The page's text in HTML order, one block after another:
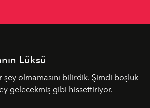
Lüksü
olmamasını bilirdik. Şimdi boşluk
gelecekmiş gibi hissettiriyor.